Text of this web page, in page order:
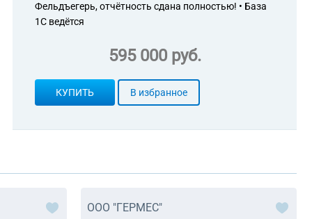
Фельдъегерь, отчётность сдана полностью! • База
1С ведётся
595 000 руб.
КУПИТЬ В избранное
ООО "ГЕРМЕС"